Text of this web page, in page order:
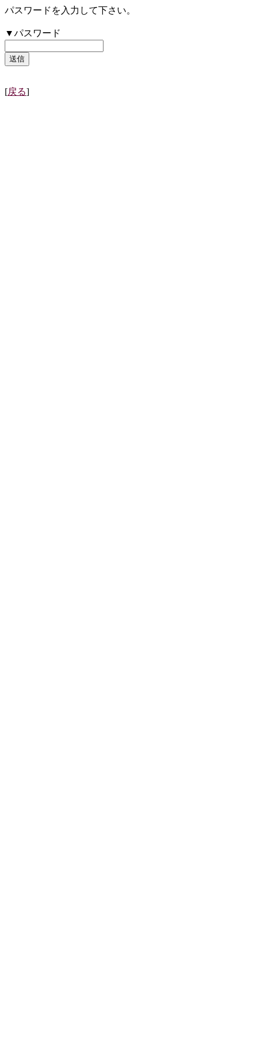
パスワードを入力して下さい。
▼パスワード
[戻る]